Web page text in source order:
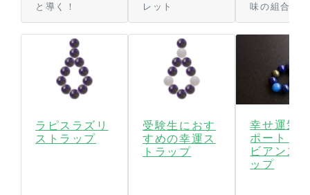
と導く！
レット
味の組合せ！
ラピスラズリ
ストラップ
受験生におす
すめの幸運ス
トラップ
幸せ運気
ポート！
ビアンス
ップ